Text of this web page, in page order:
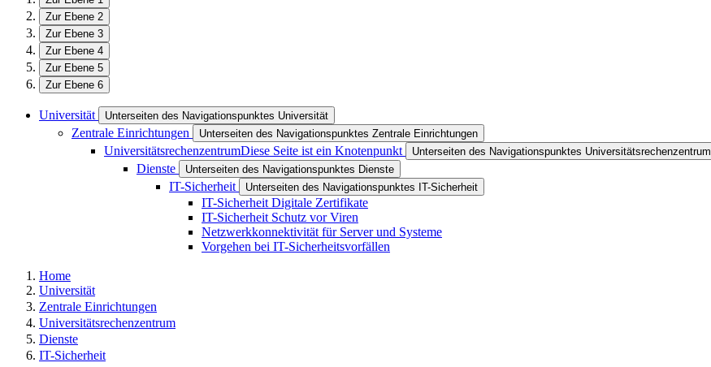
Zur Ebene 2
Zur Ebene 3
Zur Ebene 4
Zur Ebene 5
Zur Ebene 6
Universität Unterseiten des Navigationspunktes Universität
Zentrale Einrichtungen Unterseiten des Navigationspunktes Zentrale Einrichtungen
UniversitätsrechenzentrumDiese Seite ist ein Knotenpunkt Unterseiten des Navigationspunktes Universitätsrechenzentrum
Dienste Unterseiten des Navigationspunktes Dienste
IT-Sicherheit Unterseiten des Navigationspunktes IT-Sicherheit
IT-Sicherheit Digitale Zertifikate
IT-Sicherheit Schutz vor Viren
Netzwerkkonnektivität für Server und Systeme
Vorgehen bei IT-Sicherheitsvorfällen
Home
Universität
Zentrale Einrichtungen
Universitätsrechenzentrum
Dienste
IT-Sicherheit